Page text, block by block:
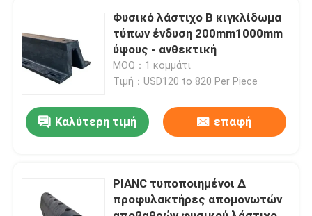
Έλεγχος ποιότητας
Ζητήστε μια προσφορά
Λαστιχένιο κιγκλίδωμα αποβαθρών
Πνευματικό λαστιχένιο κιγκλίδωμα
Φυσικό λάστιχο Β κιγκλίδωμα
τύπων ένδυση 200mm1000mm
ύψους - ανθεκτική
MOQ：1 κομμάτι
Τιμή：USD120 to 820 Per Piece
Καλύτερη τιμή επαφή
PIANC τυποποιημένοι Δ
προφυλακτήρες απομονωτών